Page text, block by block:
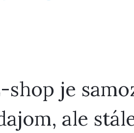
je
ale